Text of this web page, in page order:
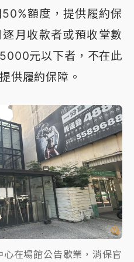
額度，提供履約保
月收款者或預收堂數
元以下者，不在此
供履約保障。
在場館公告歇業，消保官